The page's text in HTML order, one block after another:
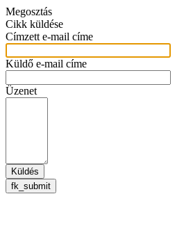
Megosztás
Cikk küldése
Címzett e-mail címe
Küldő e-mail címe
Üzenet